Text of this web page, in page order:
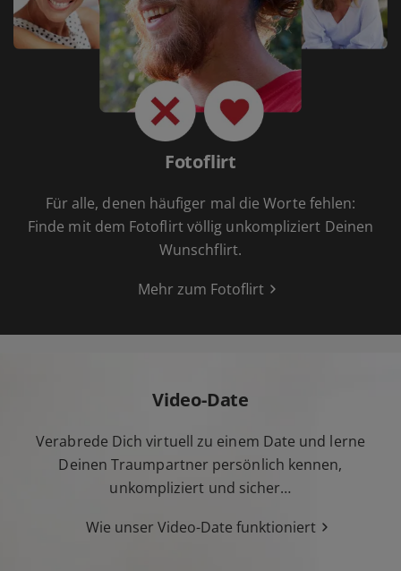
Fotoflirt
Für alle, denen häufiger mal die Worte fehlen:
Finde mit dem Fotoflirt völlig unkompliziert Deinen
Wunschflirt.
Mehr zum Fotoflirt
Video-Date
Verabrede Dich virtuell zu einem Date und lerne
Deinen Traumpartner persönlich kennen,
unkompliziert und sicher…
Wie unser Video-Date funktioniert